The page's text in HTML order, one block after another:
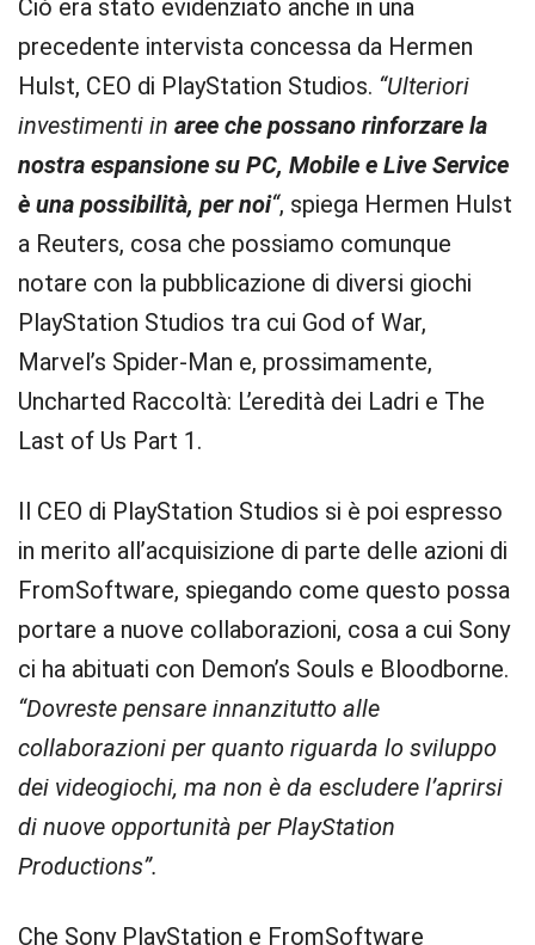
Ciò era stato evidenziato anche in una
precedente intervista concessa da Hermen
Hulst, CEO di PlayStation Studios. “Ulteriori
investimenti in aree che possano rinforzare la
nostra espansione su PC, Mobile e Live Service
è una possibilità, per noi“, spiega Hermen Hulst
a Reuters, cosa che possiamo comunque
notare con la pubblicazione di diversi giochi
PlayStation Studios tra cui God of War,
Marvel’s Spider-Man e, prossimamente,
Uncharted Raccoltà: L’eredità dei Ladri e The
Last of Us Part 1.
Il CEO di PlayStation Studios si è poi espresso
in merito all’acquisizione di parte delle azioni di
FromSoftware, spiegando come questo possa
portare a nuove collaborazioni, cosa a cui Sony
ci ha abituati con Demon’s Souls e Bloodborne.
“Dovreste pensare innanzitutto alle
collaborazioni per quanto riguarda lo sviluppo
dei videogiochi, ma non è da escludere l’aprirsi
di nuove opportunità per PlayStation
Productions”.
Che Sony PlayStation e FromSoftware